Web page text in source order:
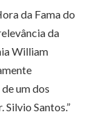
da Fama do
da
William
um dos
Santos.”